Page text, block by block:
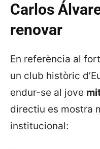
Carlos
renovar
En referència al
un club històric
endur-se al jove
directiu es mostra
institucional: